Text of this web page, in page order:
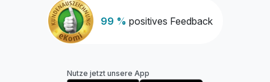
99 % positives Feedback
Nutze jetzt unsere App